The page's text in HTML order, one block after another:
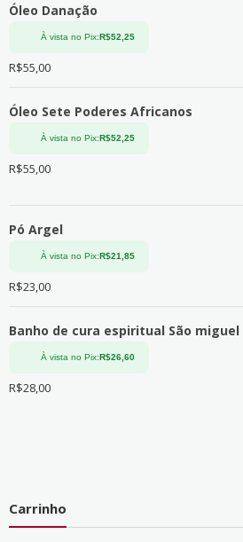
Óleo Danação
À vista no Pix:R$52,25
R$55,00
Óleo Sete Poderes Africanos
À vista no Pix:R$52,25
R$55,00
Pó Argel
À vista no Pix:R$21,85
R$23,00
Banho de cura espiritual São miguel
À vista no Pix:R$26,60
R$28,00
Carrinho